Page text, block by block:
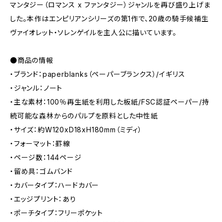
マンタジー（ロマンス x ファンタジー）ジャンルを再び盛り上げま
した。本作はエンピリアンシリーズの第1作で、20歳の騎手候補生
ヴァイオレット・ソレンゲイルを主人公に描いています。
●商品の情報
・ブランド：paperblanks（ペーパーブランクス）/イギリス
・ジャンル：ノート
・主な素材：100％再生紙を利用した板紙/FSC認証ペーパー/持
続可能な森林からのパルプを原料とした中性紙
・サイズ：約W120xD18xH180mm（ミディ）
・フォーマット：罫線
・ページ数：144ページ
・留め具：ゴムバンド
・カバータイプ：ハードカバー
・エッジプリント：あり
・ポーチタイプ：フリーポケット